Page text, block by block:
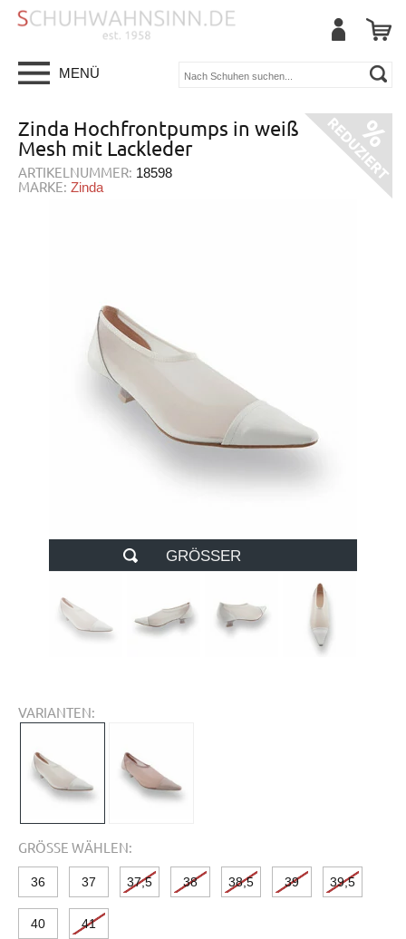
MENÜ
Zinda Hochfrontpumps in weiß
Mesh mit Lackleder
ARTIKELNUMMER: 18598
MARKE: Zinda
GRÖSSER
VARIANTEN:
GRÖSSE WÄHLEN:
36 37 37,5 38 38,5 39 39,5
40
41